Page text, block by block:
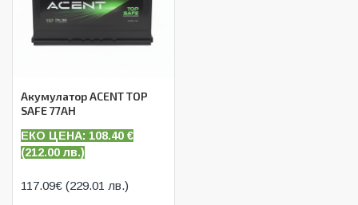
Акумулатор ACENT TOP
SAFE 77AH
ЕКО ЦЕНА: 108.40 €
(212.00 лв.)
117.09€ (229.01 лв.)